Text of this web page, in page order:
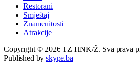
Restorani
Smještaj
Znamenitosti
Atrakcije
Copyright © 2026 TZ HNK/Ž. Sva prava
Published by skype.ba